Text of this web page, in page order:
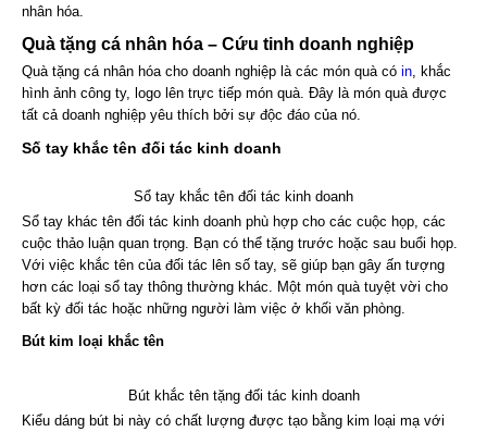
nhân hóa.
Quà tặng cá nhân hóa – Cứu tinh doanh nghiệp
Quà tặng cá nhân hóa cho doanh nghiệp là các món quà có in , khắc
hình ảnh công ty, logo lên trực tiếp món quà. Đây là món quà được
tất cả doanh nghiệp yêu thích bởi sự độc đáo của nó.
Số tay khắc tên đối tác kinh doanh
Sổ tay khắc tên đối tác kinh doanh
Sổ tay khác tên đối tác kinh doanh phù hợp cho các cuộc họp, các
cuộc thảo luận quan trọng. Bạn có thể tặng trước hoặc sau buổi họp.
Với việc khắc tên của đối tác lên số tay, sẽ giúp bạn gây ấn tượng
hơn các loại sổ tay thông thường khác. Một món quà tuyệt vời cho
bất kỳ đối tác hoặc những người làm việc ở khối văn phòng.
Bút kim loại khắc tên
Bút khắc tên tặng đối tác kinh doanh
Kiểu dáng bút bi này có chất lượng được tạo bằng kim loại mạ với